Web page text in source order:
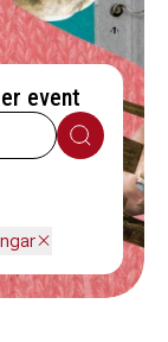
event
Sök